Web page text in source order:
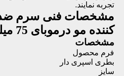
تجربه نمایند.
مشخصات فنی سرم
کننده مو درموبای 75 میلی
مشخصات
فرم محصول
بطری اسپری دار
سایز